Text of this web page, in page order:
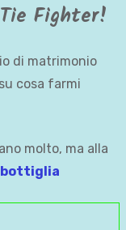
Fighter!
di matrimonio
cosa farmi
molto, ma alla
bottiglia